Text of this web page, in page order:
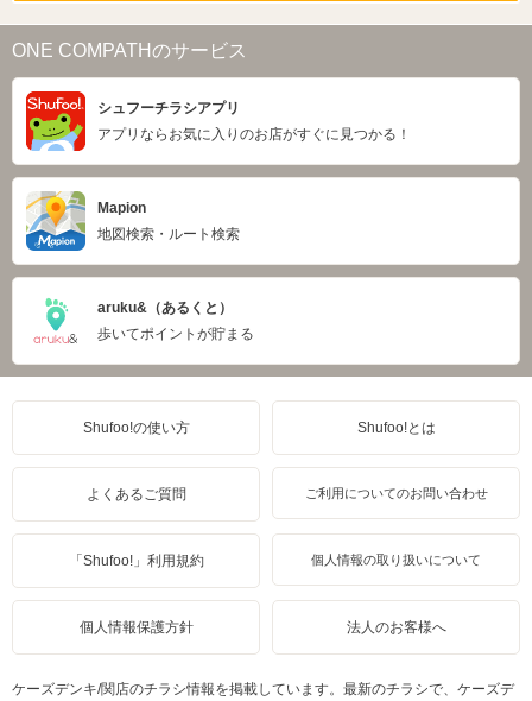
ONE COMPATHのサービス
シュフーチラシアプリ
アプリならお気に入りのお店がすぐに見つかる！
Mapion
地図検索・ルート検索
aruku&（あるくと）
歩いてポイントが貯まる
Shufoo!の使い方 Shufoo!とは
よくあるご質問 ご利用についてのお問い合わせ
「Shufoo!」利用規約 個人情報の取り扱いについて
個人情報保護方針 法人のお客様へ
ケーズデンキ/関店のチラシ情報を掲載しています。最新のチラシで、ケーズデ